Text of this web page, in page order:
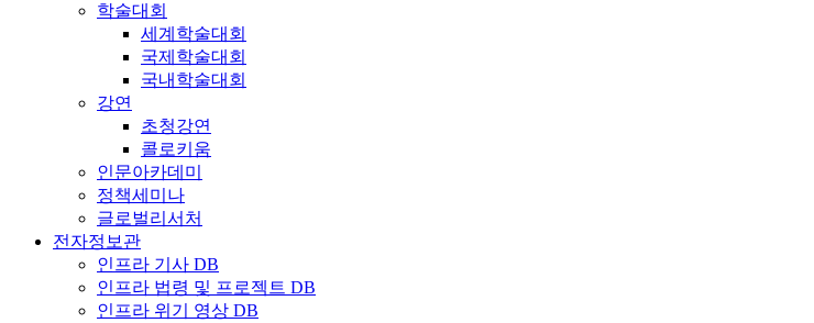
학술대회
세계학술대회
국제학술대회
국내학술대회
강연
초청강연
콜로키움
인문아카데미
정책세미나
글로벌리서처
전자정보관
인프라 기사 DB
인프라 법령 및 프로젝트 DB
인프라 위기 영상 DB